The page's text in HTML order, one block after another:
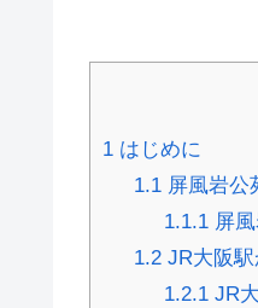
1 はじめに
1.1屏風岩公
1.1.1 屏
1.2JR大阪駅
1.2.1 JR